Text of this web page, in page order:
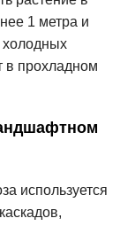
1 метра и
холодных
в прохладном
используется